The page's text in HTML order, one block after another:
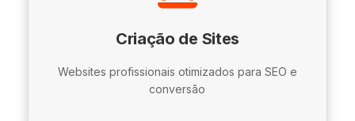
Criação de Sites
Websites profissionais otimizados para SEO e
conversão